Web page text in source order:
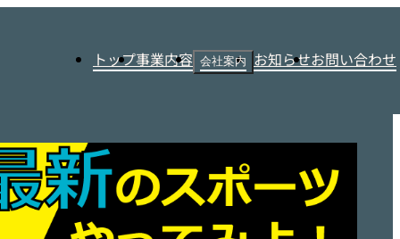
トップ事業内容 会社案内 お知らせお問い合わせ